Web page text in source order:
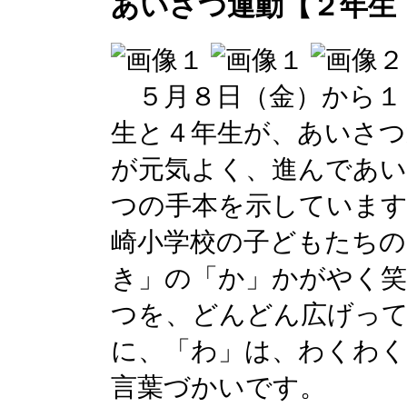
５月８日（金）から
生と４年生が、あいさ
が元気よく、進んであ
つの手本を示していま
崎小学校の子どもたち
き」の「か」かがやく
つを、どんどん広げっ
に、「わ」は、わくわ
言葉づかいです。